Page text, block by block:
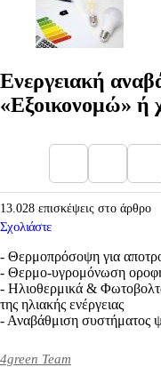
Ενεργειακή
«Εξοικονομώ» ή
13.028 επισκέψεις στο άρθρο
Σχολιάστε
- Θερμοπρόσοψη για
- Θερμο-υγρομόνωση
- Ηλιοθερμικά &
της ηλιακής ενέργειας
- Αναβάθμιση συστήματος
4green Team